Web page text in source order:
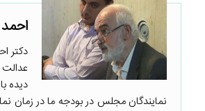
دکتر
نمایندگان مجلس در بودجه ما در زمان